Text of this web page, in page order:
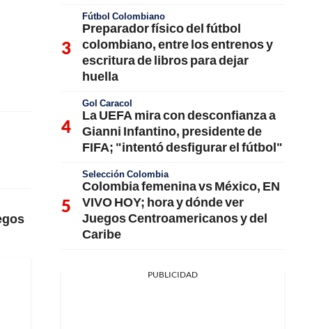
Fútbol Colombiano
Preparador físico del fútbol
colombiano, entre los entrenos y
escritura de libros para dejar
huella
Gol Caracol
La UEFA mira con desconfianza a
Gianni Infantino, presidente de
FIFA; "intentó desfigurar el fútbol"
Selección Colombia
Colombia femenina vs México, EN
VIVO HOY; hora y dónde ver
Juegos Centroamericanos y del
Caribe
PUBLICIDAD